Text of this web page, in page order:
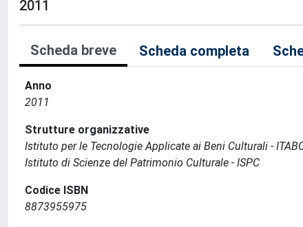
2011
Scheda breve Scheda completa
Anno
2011
Strutture organizzative
Istituto per le Tecnologie Applicate ai Beni Culturali -
Istituto di Scienze del Patrimonio Culturale - ISPC
Codice ISBN
8873955975